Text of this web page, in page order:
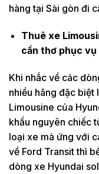
hàng tại Sài gòn đi
Thuê xe
cần thơ phục
Khi nhắc về các
nhiều hãng đặc biệt
Limousine của
khẩu nguyên chiếc
loại xe mà ứng với
về Ford Transit thì
dòng xe Hyundai